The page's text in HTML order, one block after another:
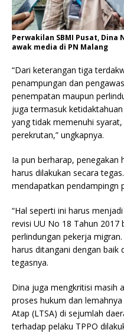
Perwakilan SBMI Pusat,
awak media di PN Malang
“Dari keterangan tiga
penampungan dan
penempatan maupun
juga termasuk
yang tidak memenuhi
perekrutan,” ungkapnya.
Ia pun berharap, penegakan
harus dilakukan secara
mendapatkan pendampingn
“Hal seperti ini harus
revisi UU No 18 Tahun
perlindungan pekerja
harus ditangani dengan baik
tegasnya.
Dina juga mengkritisi masih
proses hukum dan
Atap (LTSA) di sejumlah
terhadap pelaku TPPO